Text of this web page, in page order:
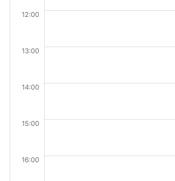
12:00
13:00
14:00
15:00
16:00